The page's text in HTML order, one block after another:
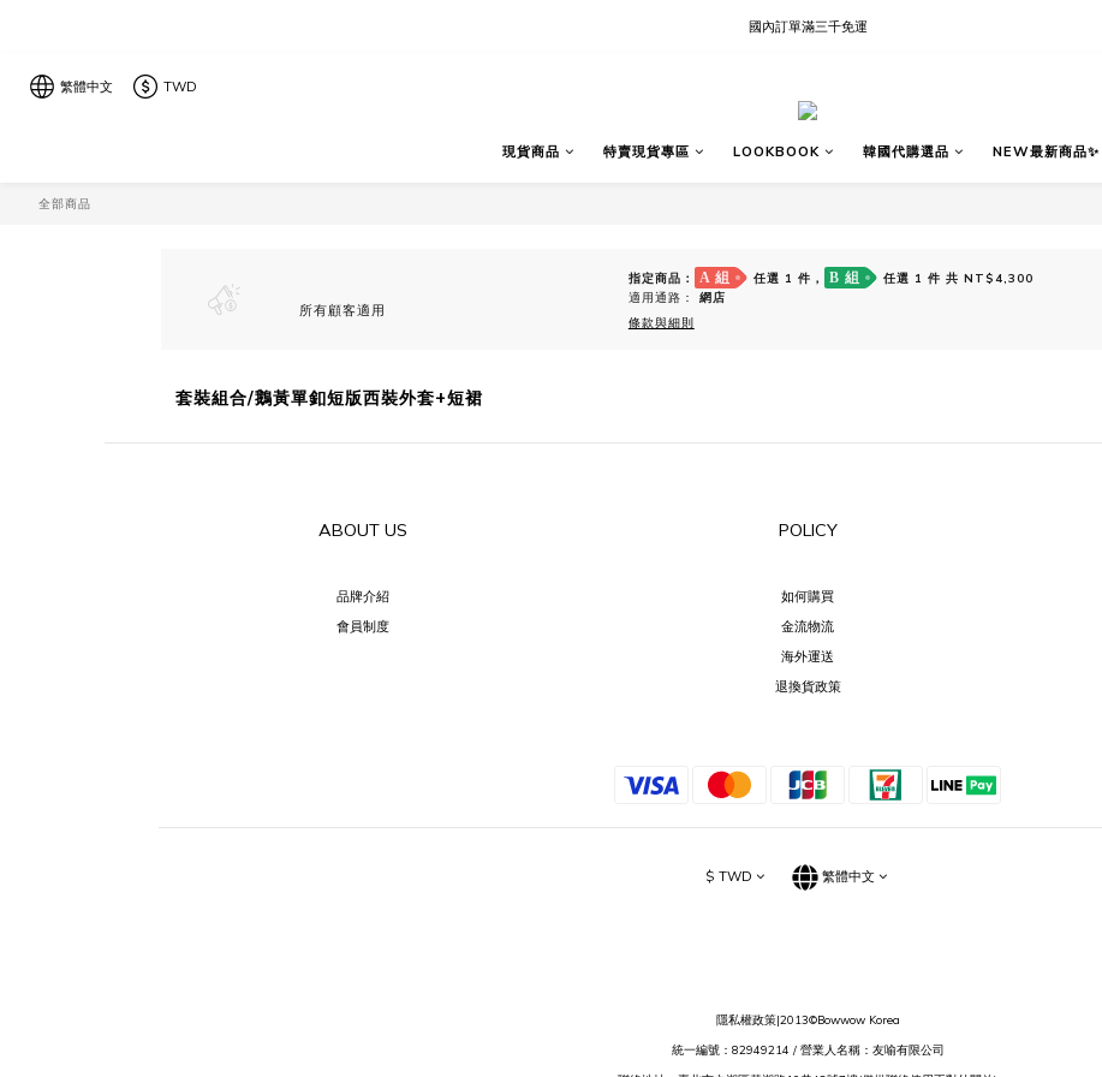
現貨快速出貨∣Ready to Ship
國內訂單滿三千免運
繁體中文 TWD
現貨商品 特賣現貨專區 LOOKBOOK 韓國代購選品 NEW最新商品✨
全部商品
所有顧客適用
指定商品： A 組 任選 1 件， B 組
任選 1 件 共 NT$4,300
適用通路： 網店
條款與細則
套裝組合/鵝黃單釦短版西裝外套+短裙
ABOUT US
品牌介紹
會員制度
POLICY
如何購買
金流物流
海外運送
退換貨政策
$ TWD 繁體中文
隱私權政策|2013©Bowwow Korea
統一編號：82949214 / 營業人名稱：友喻有限公司